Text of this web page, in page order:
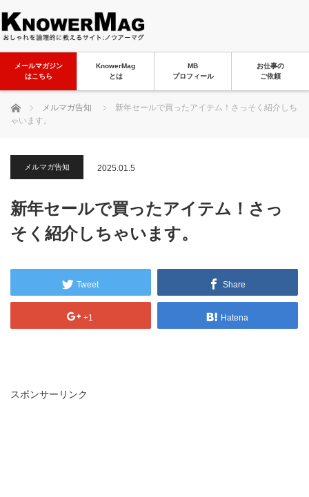
メールマガジン
はこちら
KnowerMag
とは
MB
プロフィール
お仕事の
ご依頼
ホーム メルマガ告知
新年セールで買ったアイテム！さっそく紹介しち
ゃいます。
メルマガ告知 2025.01.5
新年セールで買ったアイテム！さっ
そく紹介しちゃいます。
Tweet Share
+1 Hatena
スポンサーリンク